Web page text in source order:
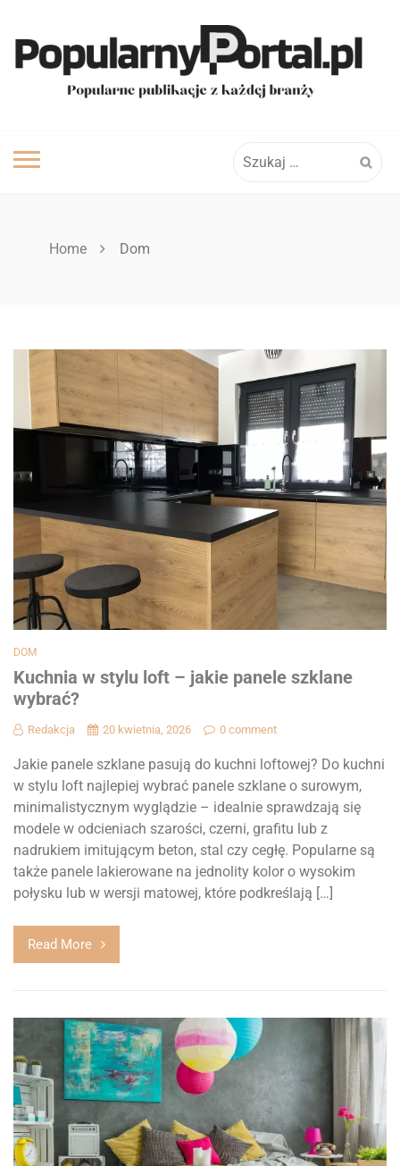
content
Home Dom
DOM
Kuchnia w stylu loft – jakie panele szklane
wybrać?
Redakcja 20 kwietnia, 2026 0 comment
Jakie panele szklane pasują do kuchni loftowej? Do kuchni
w stylu loft najlepiej wybrać panele szklane o surowym,
minimalistycznym wyglądzie – idealnie sprawdzają się
modele w odcieniach szarości, czerni, grafitu lub z
nadrukiem imitującym beton, stal czy cegłę. Popularne są
także panele lakierowane na jednolity kolor o wysokim
połysku lub w wersji matowej, które podkreślają […]
Read More